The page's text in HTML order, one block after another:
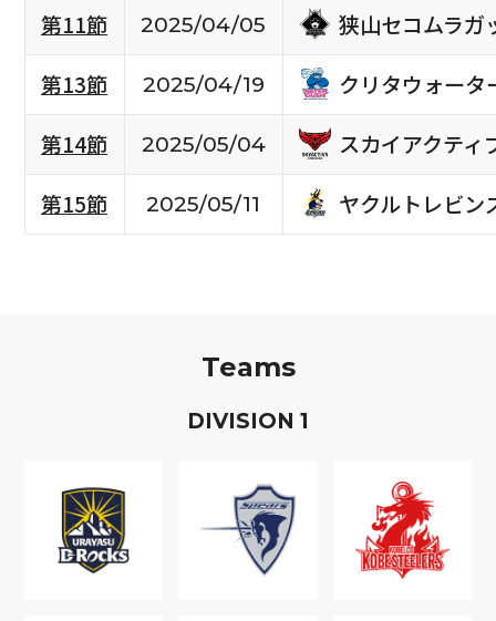
第11節
2025/04/05
狭山セコムラガ
第13節
2025/04/19
クリタウォータ
第14節
2025/05/04
スカイアクティ
第15節
2025/05/11 ヤクルトレビン
Teams
DIVISION 1